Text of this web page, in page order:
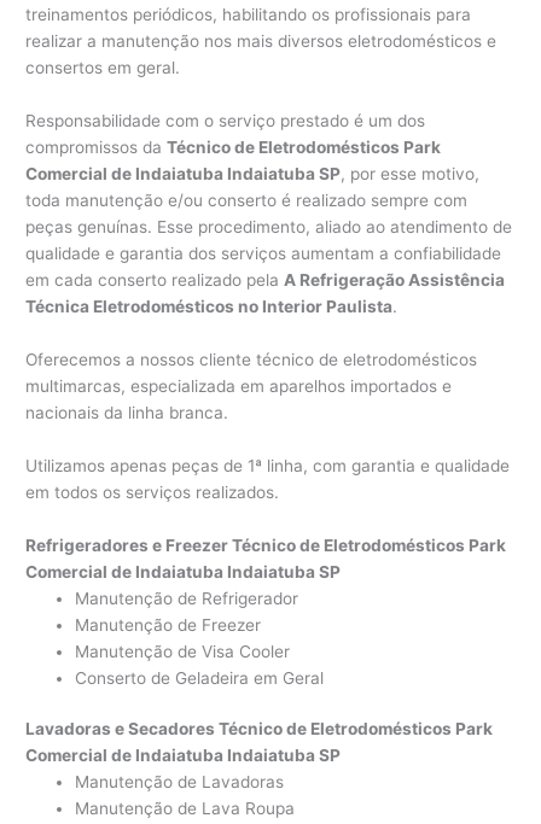
treinamentos periódicos, habilitando os profissionais para
realizar a manutenção nos mais diversos eletrodomésticos e
consertos em geral.
Responsabilidade com o serviço prestado é um dos
compromissos daTécnico de Eletrodomésticos Park
Comercial de Indaiatuba Indaiatuba SP, por esse motivo,
toda manutenção e/ou conserto é realizado sempre com
peças genuínas. Esse procedimento, aliado ao atendimento de
qualidade e garantia dos serviços aumentam a confiabilidade
em cada conserto realizado pela A Refrigeração Assistência
Técnica Eletrodomésticos no Interior Paulista.
Oferecemos a nossos cliente técnico de eletrodomésticos
multimarcas, especializada em aparelhos importados e
nacionais da linha branca.
Utilizamos apenas peças de 1ª linha, com garantia e qualidade
em todos os serviços realizados.
Refrigeradores e Freezer Técnico de Eletrodomésticos Park
Comercial de Indaiatuba Indaiatuba SP
Manutenção de Refrigerador
Manutenção de Freezer
Manutenção de Visa Cooler
Conserto de Geladeira em Geral
Lavadoras e Secadores Técnico de Eletrodomésticos Park
Comercial de Indaiatuba Indaiatuba SP
Manutenção de Lavadoras
Manutenção de Lava Roupa